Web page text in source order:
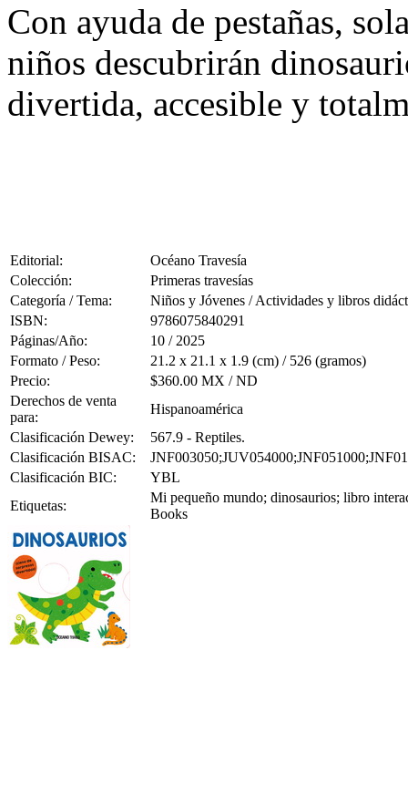
Con ayuda de pestañas,
niños descubrirán
divertida, accesible y
Editorial:
Océano Travesía
Colección:
Primeras travesías
Categoría / Tema:
Niños y Jóvenes / Actividades y libros
ISBN:
9786075840291
Páginas/Año:
10 / 2025
Formato / Peso:
21.2 x 21.1 x 1.9 (cm) / 526 (gramos)
Precio:
$360.00 MX / ND
Derechos de venta
para:
Hispanoamérica
Clasificación Dewey:
567.9 - Reptiles.
Clasificación BISAC:
Clasificación BIC:
YBL
Etiquetas:
Mi pequeño mundo; dinosaurios; libro
Books